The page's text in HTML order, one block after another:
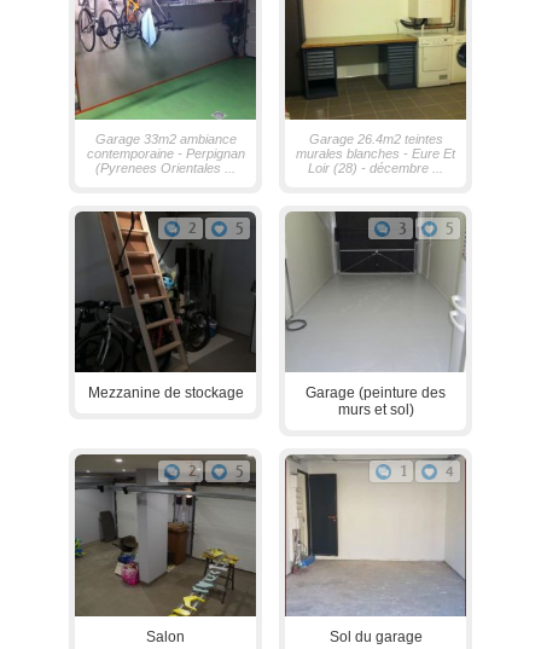
Garage 33m2 ambiance
contemporaine - Perpignan
(Pyrenees Orientales ...
Garage 26.4m2 teintes
murales blanches - Eure Et
Loir (28) - décembre ...
2 5
Mezzanine de stockage
3 5
Garage (peinture des
murs et sol)
2 5
Salon
1 4
Sol du garage